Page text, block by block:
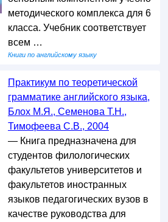
методического комплекса для 6
класса. Учебник соответствует
всем …
Книги по английскому языку
Практикум по теоретической
грамматике английского языка,
Блох М.Я., Семенова Т.Н.,
Тимофеева С.В., 2004
— Книга предназначена для
студентов филологических
факультетов университетов и
факультетов иностранных
языков педагогических вузов в
качестве руководства для